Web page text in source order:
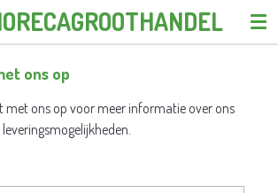
ons op
met ons op voor meer informatie over ons